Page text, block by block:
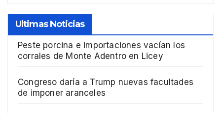
Ultimas Noticias
Peste porcina e importaciones vacían los
corrales de Monte Adentro en Licey
Congreso daría a Trump nuevas facultades
de imponer aranceles